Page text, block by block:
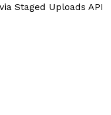
Staged Uploads API